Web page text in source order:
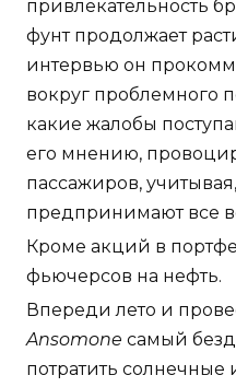
привлекательность
фунт продолжает
интервью он
вокруг проблемного
какие жалобы
его мнению,
пассажиров,
предпринимают все
Кроме акций в
фьючерсов на нефть.
Впереди лето и
Ansomone самый
потратить солнечные